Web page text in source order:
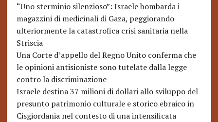
“Uno sterminio silenzioso”: Israele bombarda i
magazzini di medicinali di Gaza, peggiorando
ulteriormente la catastrofica crisi sanitaria nella
Striscia
Una Corte d’appello del Regno Unito conferma che
le opinioni antisioniste sono tutelate dalla legge
contro la discriminazione
Israele destina 37 milioni di dollari allo sviluppo del
presunto patrimonio culturale e storico ebraico in
Cisgiordania nel contesto di una intensificata